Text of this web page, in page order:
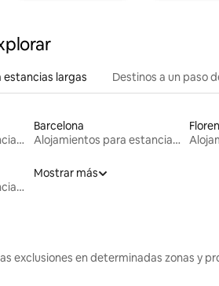
estancias largas Destinos a un paso
Alojamientos para estancias largas
Barcelona
Alojamientos para estancias largas
Alojamientos para estancias largas
Mostrar más
exclusiones en determinadas zonas y